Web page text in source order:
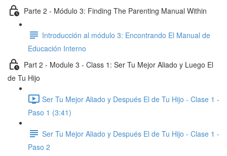
Parte 2 - Módulo 3: Finding The Parenting Manual Within
Introducción al módulo 3: Encontrando El Manual de
Educación Interno
Part 2 - Module 3 - Class 1: Ser Tu Mejor Aliado y Luego El
de Tu Hijo
Ser Tu Mejor Aliado y Después El de Tu Hijo - Clase 1 -
Paso 1 (3:41)
Ser Tu Mejor Aliado y Después El de Tu Hijo - Clase 1 -
Paso 2